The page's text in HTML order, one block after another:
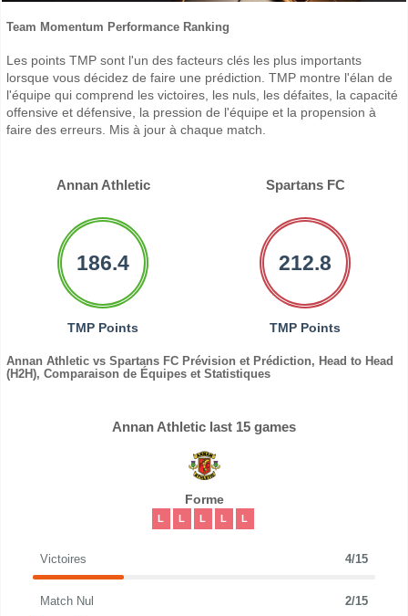
Team Momentum Performance Ranking
Les points TMP sont l'un des facteurs clés les plus importants
lorsque vous décidez de faire une prédiction. TMP montre l'élan de
l'équipe qui comprend les victoires, les nuls, les défaites, la capacité
offensive et défensive, la pression de l'équipe et la propension à
faire des erreurs. Mis à jour à chaque match.
Annan Athletic Spartans FC
186.4
TMP Points
212.8
TMP Points
Annan Athletic vs Spartans FC Prévision et Prédiction, Head to Head
(H2H), Comparaison de Équipes et Statistiques
Annan Athletic last 15 games
Forme
L L L L L
Victoires 4/15
Match Nul 2/15